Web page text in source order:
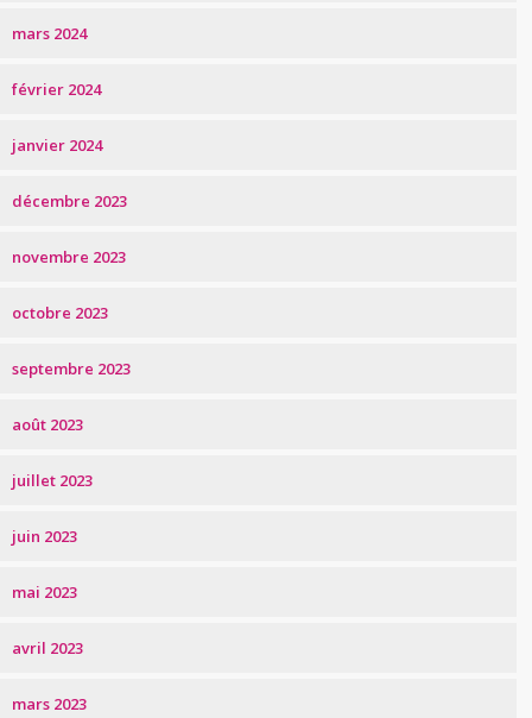
mars 2024
février 2024
janvier 2024
décembre 2023
novembre 2023
octobre 2023
septembre 2023
août 2023
juillet 2023
juin 2023
mai 2023
avril 2023
mars 2023